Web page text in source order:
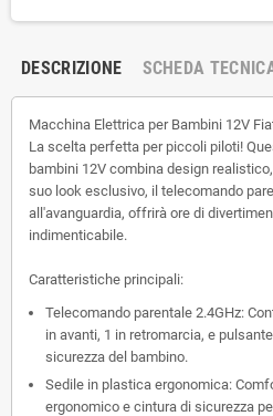
DESCRIZIONE SCHEDA
Macchina Elettrica per Bambini 12V
La scelta perfetta per piccoli piloti!
bambini 12V combina design
suo look esclusivo, il telecomando
all'avanguardia, offrirà ore di
indimenticabile.
Caratteristiche principali:
Telecomando parentale 2.4GHz:
in avanti, 1 in retromarcia, e
sicurezza del bambino.
Sedile in plastica ergonomica:
ergonomico e cintura di sicurezza